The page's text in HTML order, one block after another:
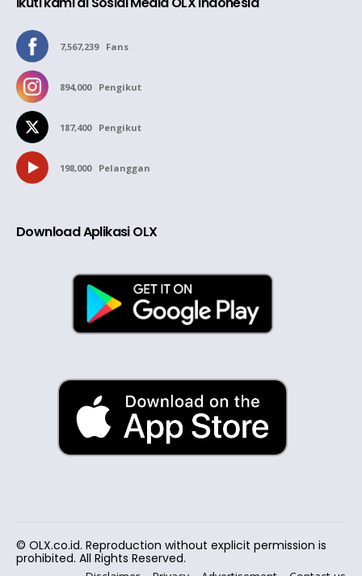
7,567,239 Fans
894,000 Pengikut
187,400 Pengikut
198,000 Pelanggan
Download Aplikasi OLX
© OLX.co.id. Reproduction without explicit permission is
prohibited. All Rights Reserved.